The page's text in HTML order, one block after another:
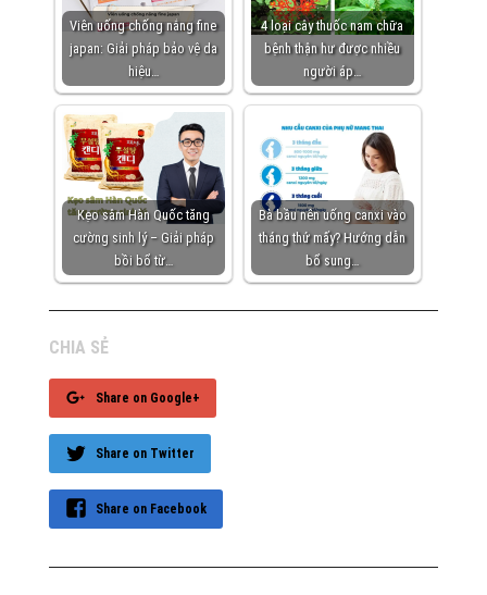
Viên uống chống nắng fine
japan: Giải pháp bảo vệ da
hiệu…
4 loại cây thuốc nam chữa
bệnh thận hư được nhiều
người áp…
Kẹo sâm Hàn Quốc tăng
cường sinh lý – Giải pháp
bồi bổ từ…
Bà bầu nên uống canxi vào
tháng thứ mấy? Hướng dẫn
bổ sung…
CHIA SẺ
Share on Google+
Share on Twitter
Share on Facebook